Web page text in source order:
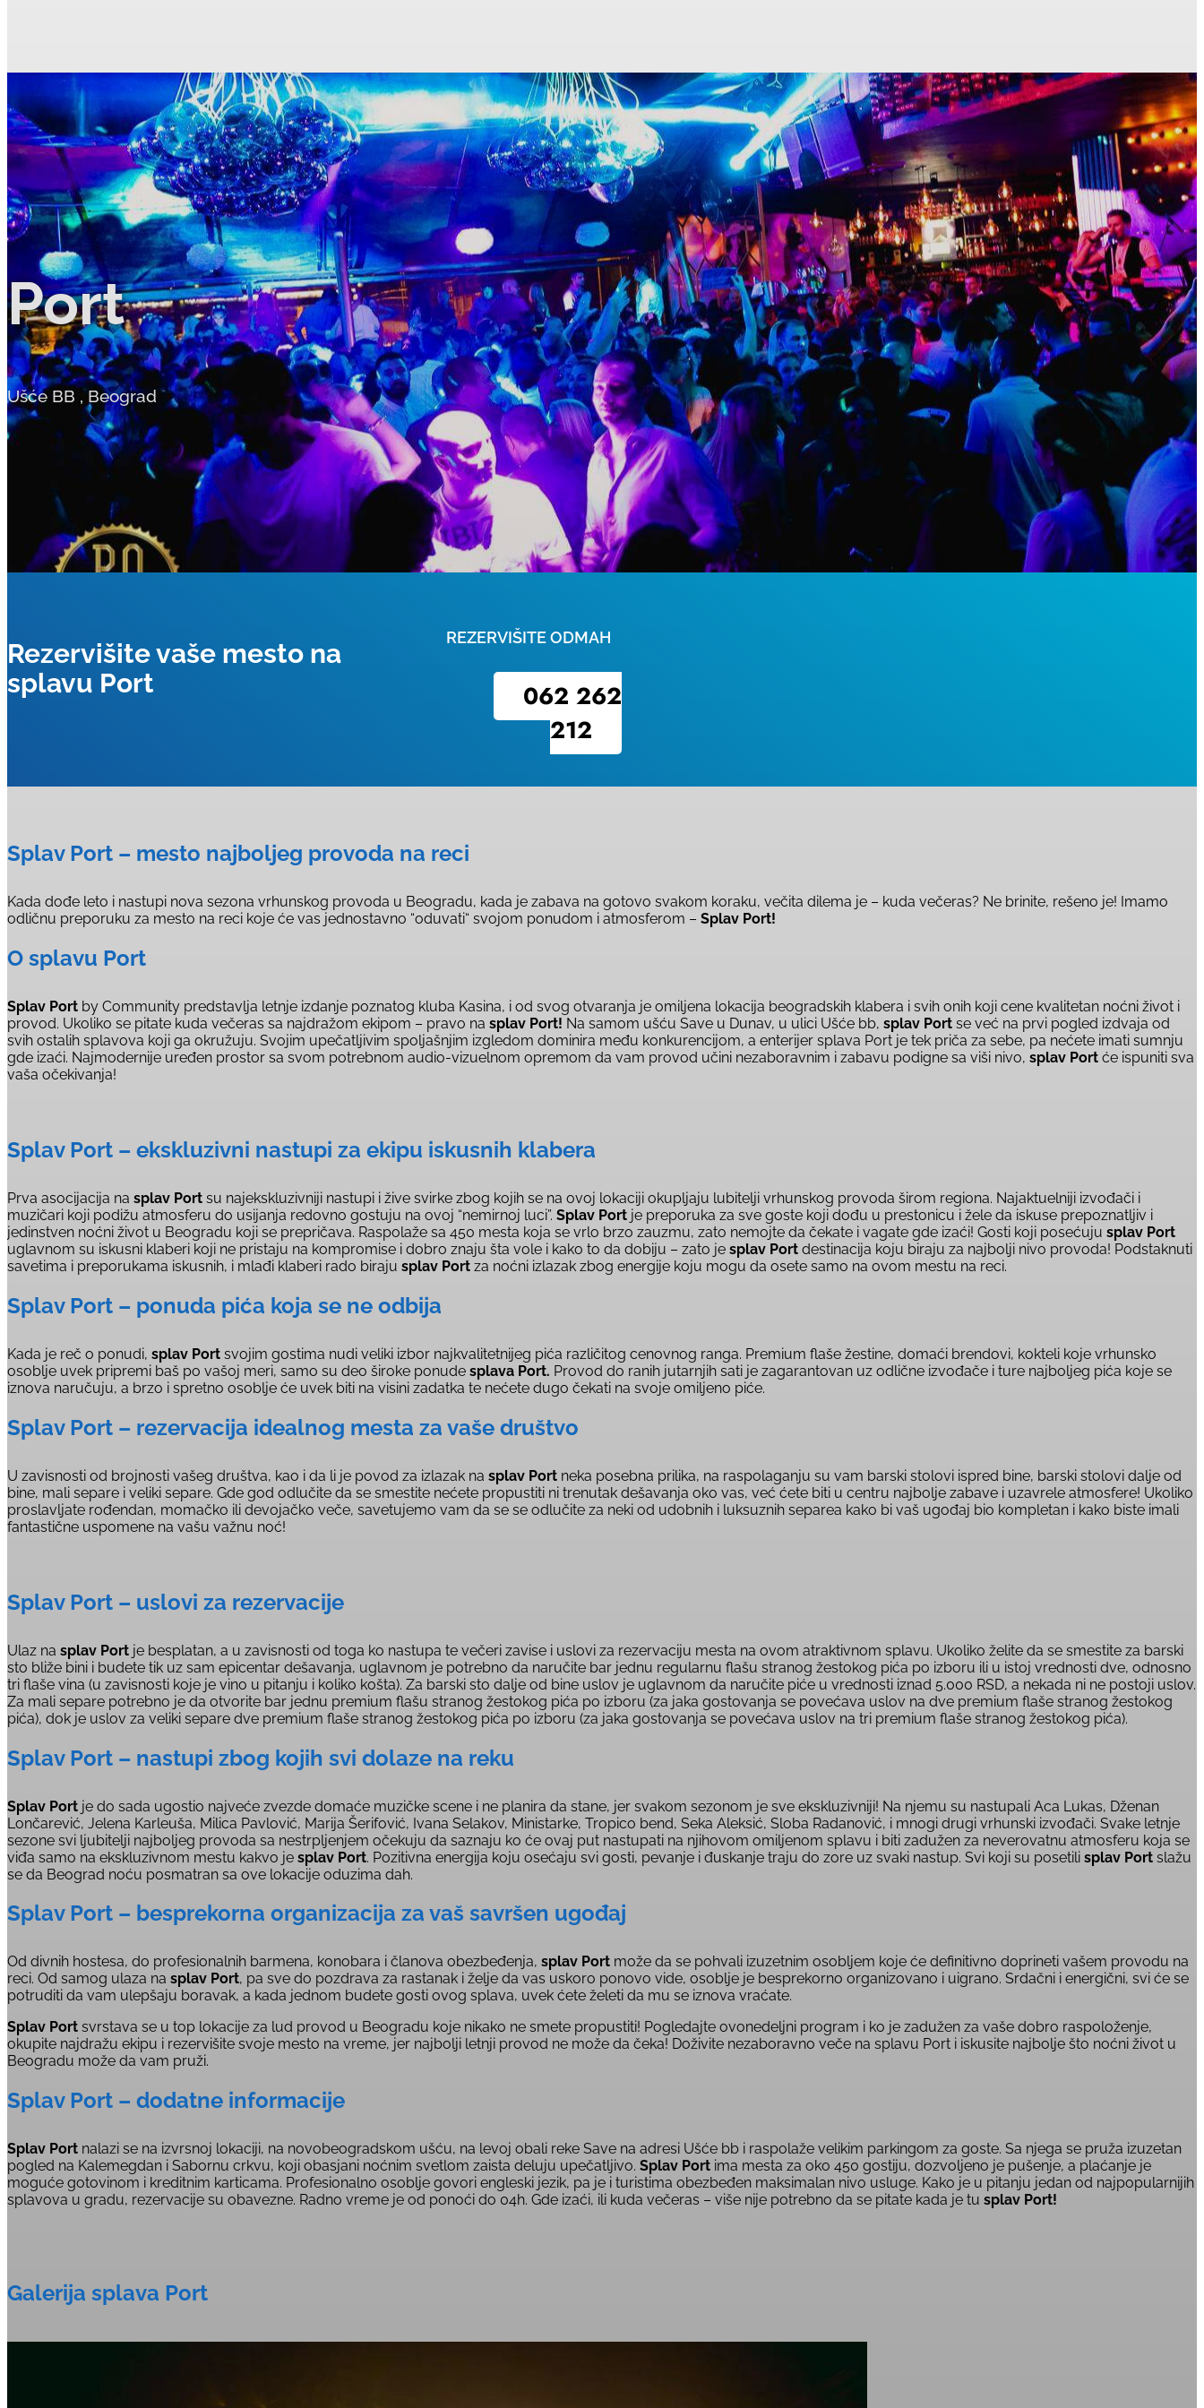
Port
Ušće BB ,Beograd
Rezervišite vaše mesto na
splavu Port
REZERVIŠITE ODMAH
062 262
212
Splav Port – mesto najboljeg provoda na reci
Kada dođe leto i nastupi nova sezona vrhunskog provoda u Beogradu, kada je zabava na gotovo svakom koraku, večita dilema je – kuda večeras? Ne brinite, rešeno je! Imamo
odličnu preporuku za mesto na reci koje će vas jednostavno “oduvati“ svojom ponudom i atmosferom – Splav Port!
O splavu Port
Splav Port by Community predstavlja letnje izdanje poznatog kluba Kasina, i od svog otvaranja je omiljena lokacija beogradskih klabera i svih onih koji cene kvalitetan noćni život i
provod. Ukoliko se pitate kuda večeras sa najdražom ekipom – pravo na splav Port! Na samom ušću Save u Dunav, u ulici Ušće bb, splav Port se već na prvi pogled izdvaja od
svih ostalih splavova koji ga okružuju. Svojim upečatljivim spoljašnjim izgledom dominira među konkurencijom, a enterijer splava Port je tek priča za sebe, pa nećete imati sumnju
gde izaći. Najmodernije uređen prostor sa svom potrebnom audio-vizuelnom opremom da vam provod učini nezaboravnim i zabavu podigne sa viši nivo, splav Port će ispuniti sva
vaša očekivanja!
Splav Port – ekskluzivni nastupi za ekipu iskusnih klabera
Prva asocijacija na splav Port su najekskluzivniji nastupi i žive svirke zbog kojih se na ovoj lokaciji okupljaju lubitelji vrhunskog provoda širom regiona. Najaktuelniji izvođači i
muzičari koji podižu atmosferu do usijanja redovno gostuju na ovoj “nemirnoj luci”. Splav Port je preporuka za sve goste koji dođu u prestonicu i žele da iskuse prepoznatljiv i
jedinstven noćni život u Beogradu koji se prepričava. Raspolaže sa 450 mesta koja se vrlo brzo zauzmu, zato nemojte da čekate i vagate gde izaći! Gosti koji posećuju splav Port
uglavnom su iskusni klaberi koji ne pristaju na kompromise i dobro znaju šta vole i kako to da dobiju – zato je splav Port destinacija koju biraju za najbolji nivo provoda! Podstaknuti
savetima i preporukama iskusnih, i mlađi klaberi rado biraju splav Port za noćni izlazak zbog energije koju mogu da osete samo na ovom mestu na reci.
Splav Port – ponuda pića koja se ne odbija
Kada je reč o ponudi, splav Port svojim gostima nudi veliki izbor najkvalitetnijeg pića različitog cenovnog ranga. Premium flaše žestine, domaći brendovi, kokteli koje vrhunsko
osoblje uvek pripremi baš po vašoj meri, samo su deo široke ponude splava Port. Provod do ranih jutarnjih sati je zagarantovan uz odlične izvođače i ture najboljeg pića koje se
iznova naručuju, a brzo i spretno osoblje će uvek biti na visini zadatka te nećete dugo čekati na svoje omiljeno piće.
Splav Port – rezervacija idealnog mesta za vaše društvo
U zavisnosti od brojnosti vašeg društva, kao i da li je povod za izlazak na splav Port neka posebna prilika, na raspolaganju su vam barski stolovi ispred bine, barski stolovi dalje od
bine, mali separe i veliki separe. Gde god odlučite da se smestite nećete propustiti ni trenutak dešavanja oko vas, već ćete biti u centru najbolje zabave i uzavrele atmosfere! Ukoliko
proslavljate rođendan, momačko ili devojačko veče, savetujemo vam da se se odlučite za neki od udobnih i luksuznih separea kako bi vaš ugođaj bio kompletan i kako biste imali
fantastične uspomene na vašu važnu noć!
Splav Port – uslovi za rezervacije
Ulaz na splav Port je besplatan, a u zavisnosti od toga ko nastupa te večeri zavise i uslovi za rezervaciju mesta na ovom atraktivnom splavu. Ukoliko želite da se smestite za barski
sto bliže bini i budete tik uz sam epicentar dešavanja, uglavnom je potrebno da naručite bar jednu regularnu flašu stranog žestokog pića po izboru ili u istoj vrednosti dve, odnosno
tri flaše vina (u zavisnosti koje je vino u pitanju i koliko košta). Za barski sto dalje od bine uslov je uglavnom da naručite piće u vrednosti iznad 5.000 RSD, a nekada ni ne postoji uslov.
Za mali separe potrebno je da otvorite bar jednu premium flašu stranog žestokog pića po izboru (za jaka gostovanja se povećava uslov na dve premium flaše stranog žestokog
pića), dok je uslov za veliki separe dve premium flaše stranog žestokog pića po izboru (za jaka gostovanja se povećava uslov na tri premium flaše stranog žestokog pića).
Splav Port – nastupi zbog kojih svi dolaze na reku
Splav Port je do sada ugostio najveće zvezde domaće muzičke scene i ne planira da stane, jer svakom sezonom je sve ekskluzivniji! Na njemu su nastupali Aca Lukas, Dženan
Lončarević, Jelena Karleuša, Milica Pavlović, Marija Šerifović, Ivana Selakov, Ministarke, Tropico bend, Seka Aleksić, Sloba Radanović, i mnogi drugi vrhunski izvođači. Svake letnje
sezone svi ljubitelji najboljeg provoda sa nestrpljenjem očekuju da saznaju ko će ovaj put nastupati na njihovom omiljenom splavu i biti zadužen za neverovatnu atmosferu koja se
viđa samo na ekskluzivnom mestu kakvo je splav Port. Pozitivna energija koju osećaju svi gosti, pevanje i đuskanje traju do zore uz svaki nastup. Svi koji su posetili splav Port slažu
se da Beograd noću posmatran sa ove lokacije oduzima dah.
Splav Port – besprekorna organizacija za vaš savršen ugođaj
Od divnih hostesa, do profesionalnih barmena, konobara i članova obezbeđenja, splav Port može da se pohvali izuzetnim osobljem koje će definitivno doprineti vašem provodu na
reci. Od samog ulaza na splav Port, pa sve do pozdrava za rastanak i želje da vas uskoro ponovo vide, osoblje je besprekorno organizovano i uigrano. Srdačni i energični, svi će se
potruditi da vam ulepšaju boravak, a kada jednom budete gosti ovog splava, uvek ćete želeti da mu se iznova vraćate.
Splav Port svrstava se u top lokacije za lud provod u Beogradu koje nikako ne smete propustiti! Pogledajte ovonedeljni program i ko je zadužen za vaše dobro raspoloženje,
okupite najdražu ekipu i rezervišite svoje mesto na vreme, jer najbolji letnji provod ne može da čeka! Doživite nezaboravno veče na splavu Port i iskusite najbolje što noćni život u
Beogradu može da vam pruži.
Splav Port – dodatne informacije
Splav Port nalazi se na izvrsnoj lokaciji, na novobeogradskom ušću, na levoj obali reke Save na adresi Ušće bb i raspolaže velikim parkingom za goste. Sa njega se pruža izuzetan
pogled na Kalemegdan i Sabornu crkvu, koji obasjani noćnim svetlom zaista deluju upečatljivo. Splav Port ima mesta za oko 450 gostiju, dozvoljeno je pušenje, a plaćanje je
moguće gotovinom i kreditnim karticama. Profesionalno osoblje govori engleski jezik, pa je i turistima obezbeđen maksimalan nivo usluge. Kako je u pitanju jedan od najpopularnijih
splavova u gradu, rezervacije su obavezne. Radno vreme je od ponoći do 04h. Gde izaći, ili kuda večeras – više nije potrebno da se pitate kada je tu splav Port!
Galerija splava Port